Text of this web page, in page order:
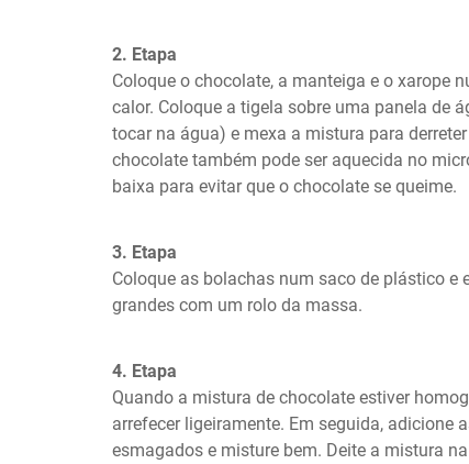
2. Etapa
Coloque o chocolate, a manteiga e o xarope
calor. Coloque a tigela sobre uma panela de
tocar na água) e mexa a mistura para
chocolate também pode ser aquecida no
baixa para evitar que o chocolate se queime.
3. Etapa
Coloque as bolachas num saco de plástico e
grandes com um rolo da massa.
4. Etapa
Quando a mistura de chocolate estiver
arrefecer ligeiramente. Em seguida, adicione
esmagados e misture bem. Deite a mistura